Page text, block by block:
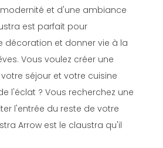
et d'une ambiance
est parfait pour
décoration et donner vie à la
Vous voulez créer une
séjour et votre cuisine
l'éclat ? Vous recherchez une
l'entrée du reste de votre
Arrow est le claustra qu'il